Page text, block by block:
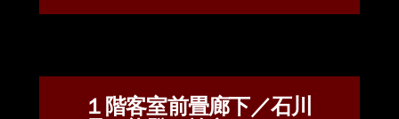
１階客室前畳廊下／石川